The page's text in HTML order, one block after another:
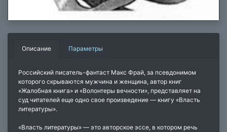
Описание Параметры
Российский писатель-фантаст Макс Фрай, за псевдонимом
которого скрываются мужчина и женщина, автор книг
«Жалобная книга» и «Волонтеры вечности», представляет на
суд читателей еще одно свое произведение — книгу «Власть
литературы».
«Власть литературы» — это авторское эссе, в котором речь